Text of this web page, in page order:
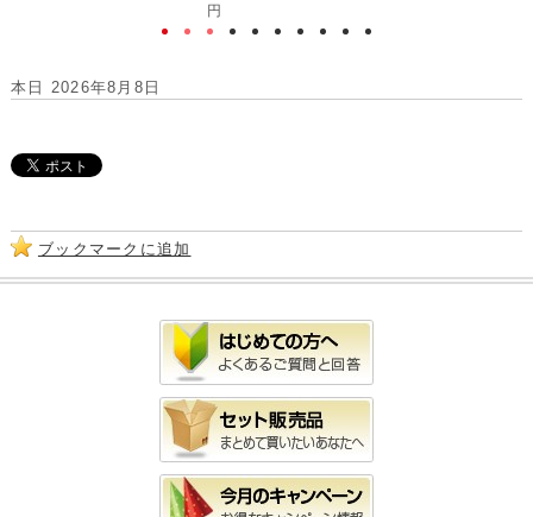
円
本日 2026年8月8日
ブックマークに追加